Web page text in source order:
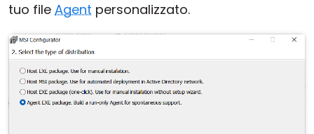
tuo file Agent personalizzato.
Supporto Active Directory
Configurazione MSI
Cloud e On-Premise